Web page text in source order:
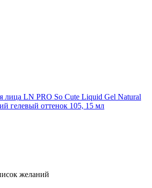
лица LN PRO So Cute Liquid Gel Natural
гелевый оттенок 105, 15 мл
желаний